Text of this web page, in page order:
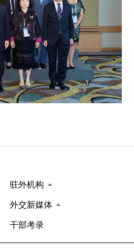
驻外机构
外交新媒体
干部考录